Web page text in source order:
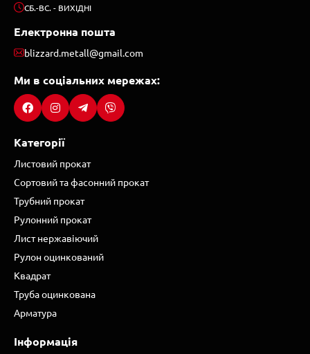
СБ.-ВС. - ВИХІДНІ
Електронна пошта
blizzard.metall@gmail.com
Ми в соціальних мережах:
Категорії
Листовий прокат
Сортовий та фасонний прокат
Трубний прокат
Рулонний прокат
Лист нержавіючий
Рулон оцинкований
Квадрат
Труба оцинкована
Арматура
Інформація